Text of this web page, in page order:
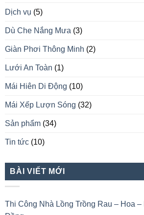
Dịch vụ (5)
Dù Che Nắng Mưa (3)
Giàn Phơi Thông Minh (2)
Lưới An Toàn (1)
Mái Hiên Di Động (10)
Mái Xếp Lượn Sóng (32)
Sản phẩm (34)
Tin tức (10)
BÀI VIẾT MỚI
Thi Công Nhà Lồng Trồng Rau – Hoa